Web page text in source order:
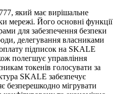
який має вирішальне
мережі. Його основні функції
для забезпечення безпеки
делегування власниками
підписок на SKALE
полегшує управління
токенів голосувати за
SKALE забезпечує
безперешкодно мігрувати